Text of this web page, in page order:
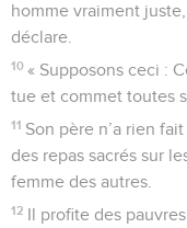
homme vraiment
déclare.
10 « Supposons ceci :
tue et commet toutes
11 Son père n’a rien
des repas sacrés sur
femme des autres.
12 Il profite des